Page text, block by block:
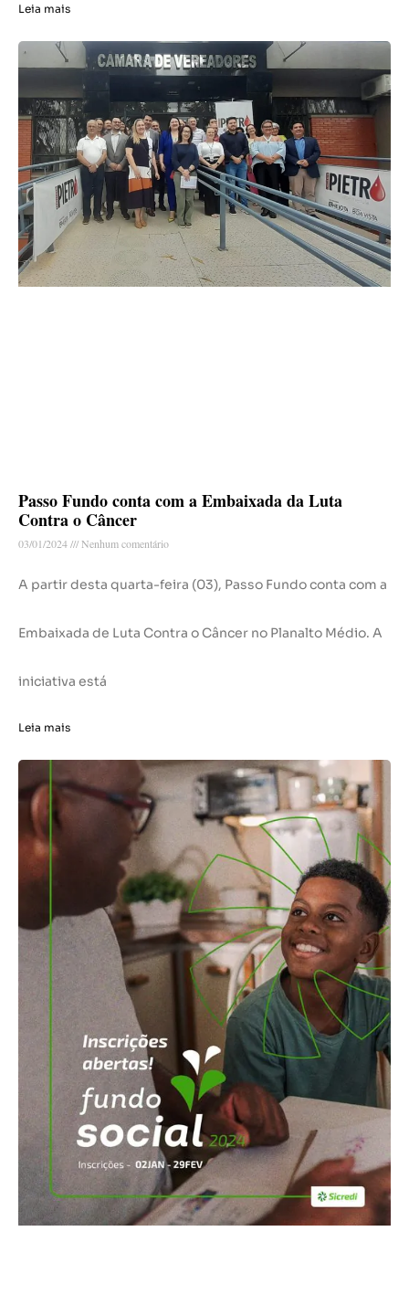
Leia mais
Passo Fundo conta com a Embaixada da Luta
Contra o Câncer
03/01/2024 Nenhum comentário
A partir desta quarta-feira (03), Passo Fundo conta com a
Embaixada de Luta Contra o Câncer no Planalto Médio. A
iniciativa está
Leia mais